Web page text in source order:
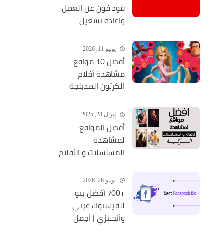
فودافون عن العمل
واعادة تشغيل
يونيو 11, 2026
أفضل 10 مواقع
مشاهدة أفلام
الكرتون المدبلجة
إبريل 23, 2025
أفضل المواقع
لمشاهدة
المسلسلات و الأفلام
وبجودة عالية
يونيو 26, 2026
+700 أفضل بيو
للفيسبوك عربي
وأنجليزي | أجمل